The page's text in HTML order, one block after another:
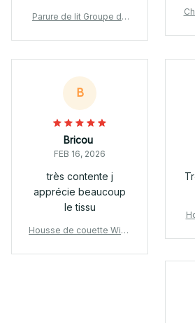
Parure de lit Groupe de
opy et Pink Floyd Houss
B
Bricou
FEB 16, 2026
très contente j
apprécie beaucoup
le tissu
Housse de couette Winn